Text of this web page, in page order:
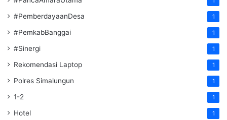
#PemberdayaanDesa 1
#PemkabBanggai 1
#Sinergi 1
Rekomendasi Laptop 1
Polres Simalungun 1
1-2 1
Hotel 1